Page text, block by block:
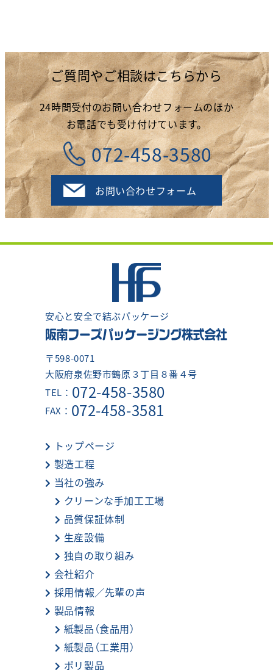
ご質問やご相談はこちらから
24時間受付のお問い合わせフォームのほか
お電話でも受け付けています。
072-458-3580
お問い合わせフォーム
安心と安全で結ぶパッケージ
〒598-0071
大阪府泉佐野市鶴原３丁目８番４号
TEL： 072-458-3580
FAX： 072-458-3581
トップページ
製造工程
当社の強み
クリーンな手加工工場
品質保証体制
生産設備
独自の取り組み
会社紹介
採用情報／先輩の声
製品情報
紙製品（食品用）
紙製品（工業用）
ポリ製品